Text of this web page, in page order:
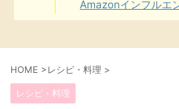
Amazonインフルエ
HOME >レシピ・料理 >
レシピ・料理